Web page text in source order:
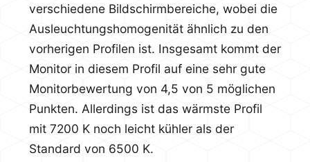
verschiedene Bildschirmbereiche, wobei die
Ausleuchtungshomogenität ähnlich zu den
vorherigen Profilen ist. Insgesamt kommt der
Monitor in diesem Profil auf eine sehr gute
Monitorbewertung von 4,5 von 5 möglichen
Punkten. Allerdings ist das wärmste Profil
mit 7200 K noch leicht kühler als der
Standard von 6500 K.